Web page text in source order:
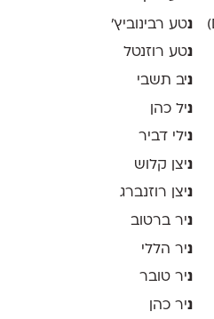
נטע רבינוביץ׳
נטע רוזנטל
ניב תשבי
ניל כהן
נילי דביר
ניצן קלוש
ניצן רוזנברג
ניר ברטוב
ניר הללי
ניר טובר
ניר כהן